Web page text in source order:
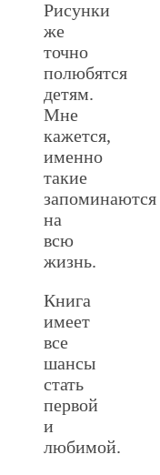
Рисунки
же
точно
полюбятся
детям.
Мне
кажется,
именно
такие
запоминаются
на
всю
жизнь.
Книга
имеет
все
шансы
стать
первой
и
любимой.